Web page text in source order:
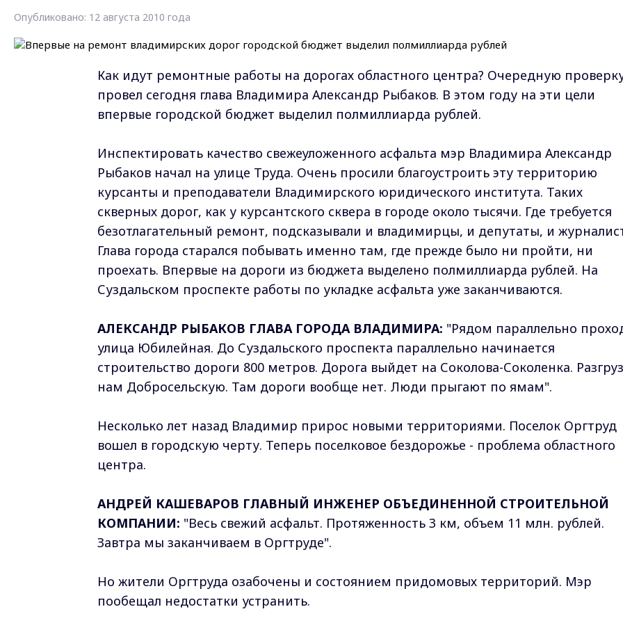
Опубликовано: 12 августа 2010 года
Как идут ремонтные работы на дорогах областного центра? Очередную
провел сегодня глава Владимира Александр Рыбаков. В этом году на эти цели
впервые городской бюджет выделил полмиллиарда рублей.
Инспектировать качество свежеуложенного асфальта мэр Владимира Александр
Рыбаков начал на улице Труда. Очень просили благоустроить эту территорию
курсанты и преподаватели Владимирского юридического института. Таких
скверных дорог, как у курсантского сквера в городе около тысячи. Где требуется
безотлагательный ремонт, подсказывали и владимирцы, и депутаты, и
Глава города старался побывать именно там, где прежде было ни пройти, ни
проехать. Впервые на дороги из бюджета выделено полмиллиарда рублей. На
Суздальском проспекте работы по укладке асфальта уже заканчиваются.
АЛЕКСАНДР РЫБАКОВ ГЛАВА ГОРОДА ВЛАДИМИРА: "Рядом параллельно
улица Юбилейная. До Суздальского проспекта параллельно начинается
строительство дороги 800 метров. Дорога выйдет на Соколова-Соколенка.
нам Добросельскую. Там дороги вообще нет. Люди прыгают по ямам".
Несколько лет назад Владимир прирос новыми территориями. Поселок Оргтруд
вошел в городскую черту. Теперь поселковое бездорожье - проблема областного
центра.
АНДРЕЙ КАШЕВАРОВ ГЛАВНЫЙ ИНЖЕНЕР ОБЪЕДИНЕННОЙ СТРОИТЕЛЬНОЙ
КОМПАНИИ: "Весь свежий асфальт. Протяженность 3 км, объем 11 млн. рублей.
Завтра мы заканчиваем в Оргтруде".
Но жители Оргтруда озабочены и состоянием придомовых территорий. Мэр
пообещал недостатки устранить.